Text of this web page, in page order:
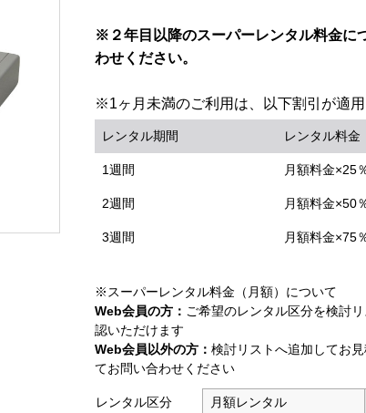
※２年目以降のスーパーレンタル料金に
わせください。
※1ヶ月未満のご利用は、以下割引が適用
レンタル期間 レンタル料金
1週間 月額料金×25
2週間 月額料金×50
3週間 月額料金×75
※スーパーレンタル料金（月額）について
Web会員の方： ご希望のレンタル区分を検討
認いただけます
Web会員以外の方： 検討リストへ追加してお見
てお問い合わせください
レンタル区分